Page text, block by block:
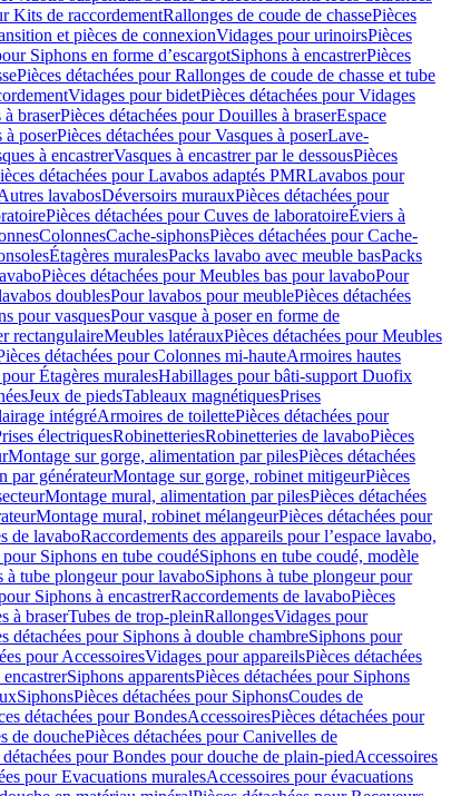
Kits de raccordementRallonges de coude de chassePièces
et pièces de connexionVidages pour urinoirsPièces
Siphons en forme d’escargotSiphons à encastrerPièces
Pièces détachées pour Rallonges de coude de chasse et tube
Vidages pour bidetPièces détachées pour Vidages
braserPièces détachées pour Douilles à braserEspace
à poserPièces détachées pour Vasques à poserLave-
à encastrerVasques à encastrer par le dessousPièces
détachées pour Lavabos adaptés PMRLavabos pour
lavabosDéversoirs murauxPièces détachées pour
Pièces détachées pour Cuves de laboratoireÉviers à
ColonnesCache-siphonsPièces détachées pour Cache-
Étagères muralesPacks lavabo avec meuble basPacks
Pièces détachées pour Meubles bas pour lavaboPour
doublesPour lavabos pour meublePièces détachées
pour vasquesPour vasque à poser en forme de
rectangulaireMeubles latérauxPièces détachées pour Meubles
détachées pour Colonnes mi-hauteArmoires hautes
Étagères muralesHabillages pour bâti-support Duofix
Jeux de piedsTableaux magnétiquesPrises
intégréArmoires de toilettePièces détachées pour
électriquesRobinetteriesRobinetteries de lavaboPièces
Montage sur gorge, alimentation par pilesPièces détachées
par générateurMontage sur gorge, robinet mitigeurPièces
Montage mural, alimentation par pilesPièces détachées
Montage mural, robinet mélangeurPièces détachées pour
de lavaboRaccordements des appareils pour l’espace lavabo,
pour Siphons en tube coudéSiphons en tube coudé, modèle
à tube plongeur pour lavaboSiphons à tube plongeur pour
Siphons à encastrerRaccordements de lavaboPièces
à braserTubes de trop-pleinRallongesVidages pour
détachées pour Siphons à double chambreSiphons pour
pour AccessoiresVidages pour appareilsPièces détachées
Siphons apparentsPièces détachées pour Siphons
SiphonsPièces détachées pour SiphonsCoudes de
détachées pour BondesAccessoiresPièces détachées pour
de douchePièces détachées pour Canivelles de
détachées pour Bondes pour douche de plain-piedAccessoires
pour Evacuations muralesAccessoires pour évacuations